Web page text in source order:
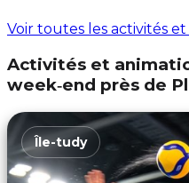
Voir toutes les activités
Activités et
week‑end près de
Île-tudy